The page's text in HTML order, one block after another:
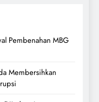
Pembenahan MBG
Membersihkan